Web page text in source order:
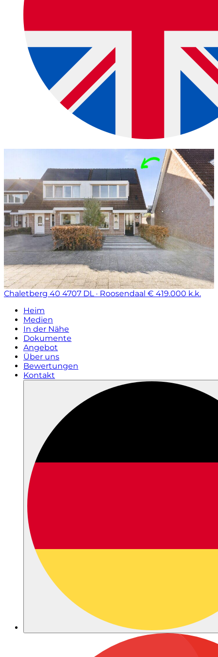
Chaletberg 40 4707 DL · Roosendaal € 419.000 k.k.
Heim
Medien
In der Nähe
Dokumente
Angebot
Über uns
Bewertungen
Kontakt